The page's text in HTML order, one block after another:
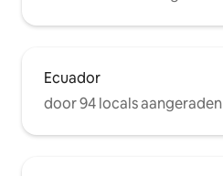
Ecuador
door 94 locals aangeraden